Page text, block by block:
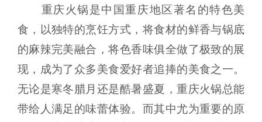
重庆火锅是中国重庆地区著名的特色美
食，以独特的烹饪方式，将食材的鲜香与锅底
的麻辣完美融合，将色香味俱全做了极致的展
现，成为了众多美食爱好者追捧的美食之一。
无论是寒冬腊月还是酷暑盛夏，重庆火锅总能
带给人满足的味蕾体验。而其中尤为重要的原